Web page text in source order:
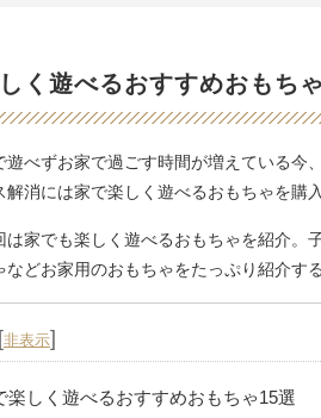
く遊べるおすすめおもち
遊べずお家で過ごす時間が増えている今
解消には家で楽しく遊べるおもちゃを購
は家でも楽しく遊べるおもちゃを紹介。
などお家用のおもちゃをたっぷり紹介す
[非表示]
楽しく遊べるおすすめおもちゃ15選